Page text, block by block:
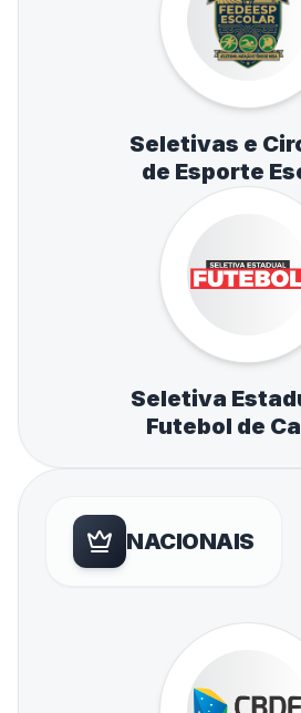
Seletivas e
de Esporte
de
Natação e
Mesa
Seletiva
Futebol de
NACIONAIS